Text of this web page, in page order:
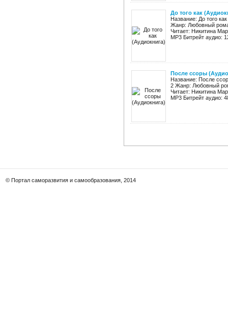
До того как
Название: До того
Жанр: Любовный
Читает: Никитина
MP3 Битрейт аудио:
После ссоры
Название: После
2 Жанр: Любовный
Читает: Никитина
MP3 Битрейт аудио:
© Портал саморазвития и самообразования, 2014